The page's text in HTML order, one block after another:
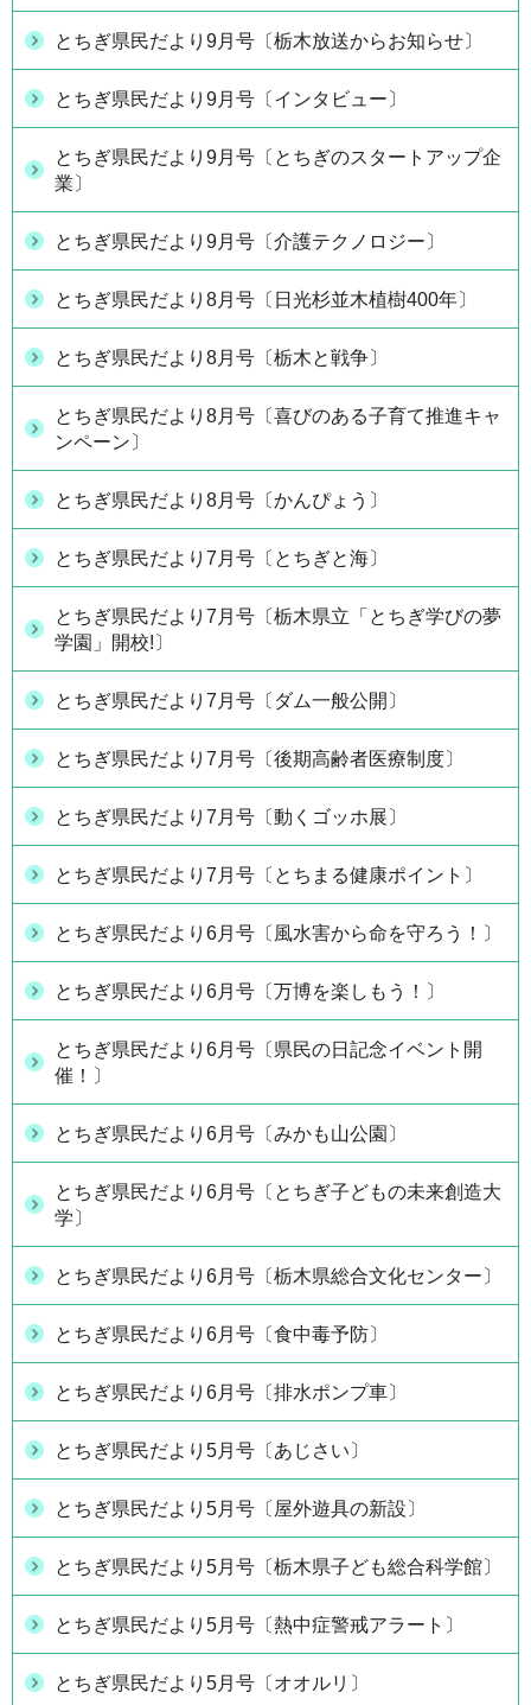
とちぎ県民だより9月号〔栃木放送からお知らせ〕
とちぎ県民だより9月号〔インタビュー〕
とちぎ県民だより9月号〔とちぎのスタートアップ企
業〕
とちぎ県民だより9月号〔介護テクノロジー〕
とちぎ県民だより8月号〔日光杉並木植樹400年〕
とちぎ県民だより8月号〔栃木と戦争〕
とちぎ県民だより8月号〔喜びのある子育て推進キャ
ンペーン〕
とちぎ県民だより8月号〔かんぴょう〕
とちぎ県民だより7月号〔とちぎと海〕
とちぎ県民だより7月号〔栃木県立「とちぎ学びの夢
学園」開校!〕
とちぎ県民だより7月号〔ダム一般公開〕
とちぎ県民だより7月号〔後期高齢者医療制度〕
とちぎ県民だより7月号〔動くゴッホ展〕
とちぎ県民だより7月号〔とちまる健康ポイント〕
とちぎ県民だより6月号〔風水害から命を守ろう！〕
とちぎ県民だより6月号〔万博を楽しもう！〕
とちぎ県民だより6月号〔県民の日記念イベント開
催！〕
とちぎ県民だより6月号〔みかも山公園〕
とちぎ県民だより6月号〔とちぎ子どもの未来創造大
学〕
とちぎ県民だより6月号〔栃木県総合文化センター〕
とちぎ県民だより6月号〔食中毒予防〕
とちぎ県民だより6月号〔排水ポンプ車〕
とちぎ県民だより5月号〔あじさい〕
とちぎ県民だより5月号〔屋外遊具の新設〕
とちぎ県民だより5月号〔栃木県子ども総合科学館〕
とちぎ県民だより5月号〔熱中症警戒アラート〕
とちぎ県民だより5月号〔オオルリ〕